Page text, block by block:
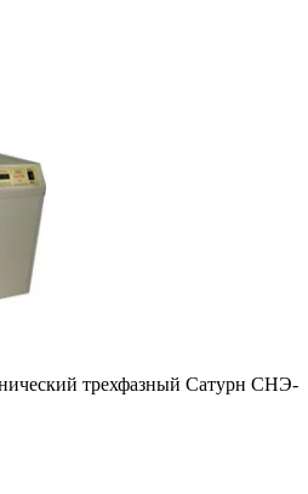
трехфазный Сатурн СНЭ-